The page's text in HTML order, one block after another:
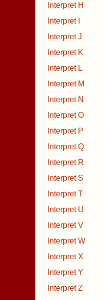
Interpret H
Interpret I
Interpret J
Interpret K
Interpret L
Interpret M
Interpret N
Interpret O
Interpret P
Interpret Q
Interpret R
Interpret S
Interpret T
Interpret U
Interpret V
Interpret W
Interpret X
Interpret Y
Interpret Z